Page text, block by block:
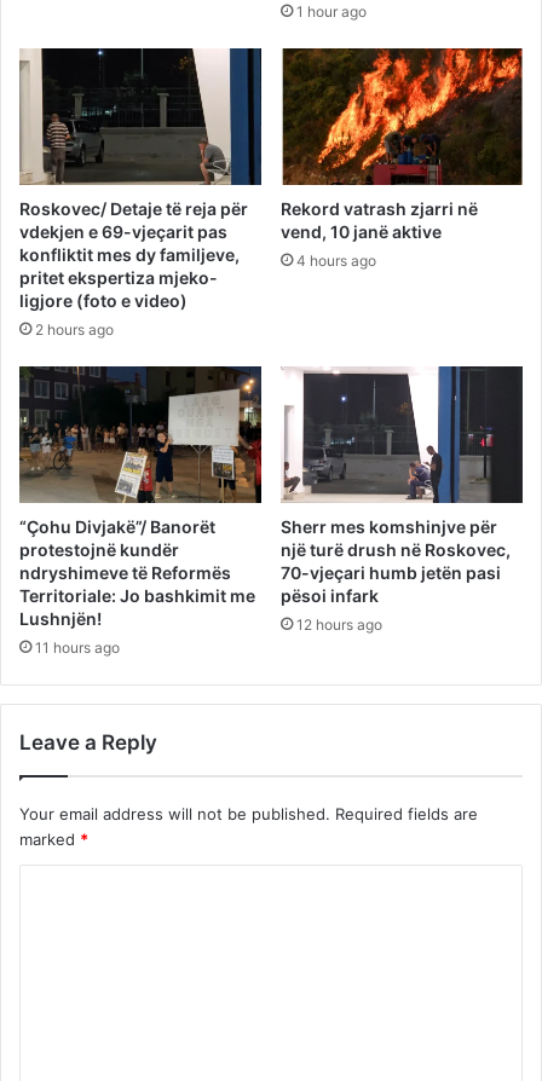
1 hour ago
Roskovec/ Detaje të reja për
vdekjen e 69-vjeçarit pas
konfliktit mes dy familjeve,
pritet ekspertiza mjeko-
ligjore (foto e video)
2 hours ago
Rekord vatrash zjarri në
vend, 10 janë aktive
4 hours ago
“Çohu Divjakë”/ Banorët
protestojnë kundër
ndryshimeve të Reformës
Territoriale: Jo bashkimit me
Lushnjën!
11 hours ago
Sherr mes komshinjve për
një turë drush në Roskovec,
70-vjeçari humb jetën pasi
pësoi infark
12 hours ago
Leave a Reply
Your email address will not be published. Required fields are
marked *